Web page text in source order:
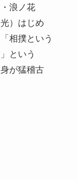
浪ノ花
）はじめ
相撲という
という
が猛稽古